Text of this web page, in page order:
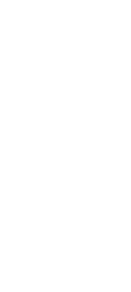
игр